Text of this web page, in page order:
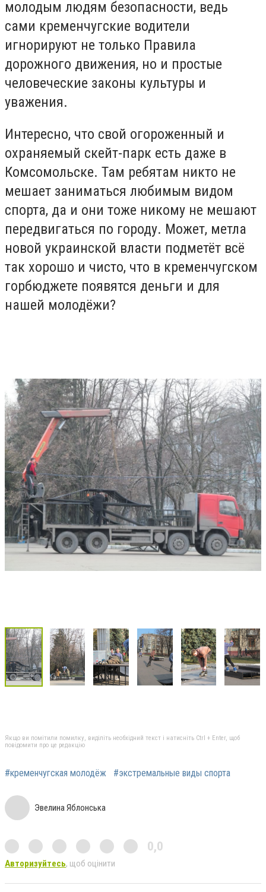
молодым людям безопасности, ведь
сами кременчугские водители
игнорируют не только Правила
дорожного движения, но и простые
человеческие законы культуры и
уважения.
Интересно, что свой огороженный и
охраняемый скейт-парк есть даже в
Комсомольске. Там ребятам никто не
мешает заниматься любимым видом
спорта, да и они тоже никому не мешают
передвигаться по городу. Может, метла
новой украинской власти подметёт всё
так хорошо и чисто, что в кременчугском
горбюджете появятся деньги и для
нашей молодёжи?
Якщо ви помітили помилку, виділіть необхідний текст і натисніть Ctrl + Enter, щоб
повідомити про це редакцію
#кременчугская молодёж #экстремальные виды спорта
Эвелина Яблонська
0,0
Авторизуйтесь, щоб оцінити